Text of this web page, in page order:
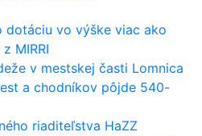
dotáciu vo výške viac ako
MIRRI
v mestskej časti Lomnica
a chodníkov pôjde 540-
riaditeľstva HaZZ